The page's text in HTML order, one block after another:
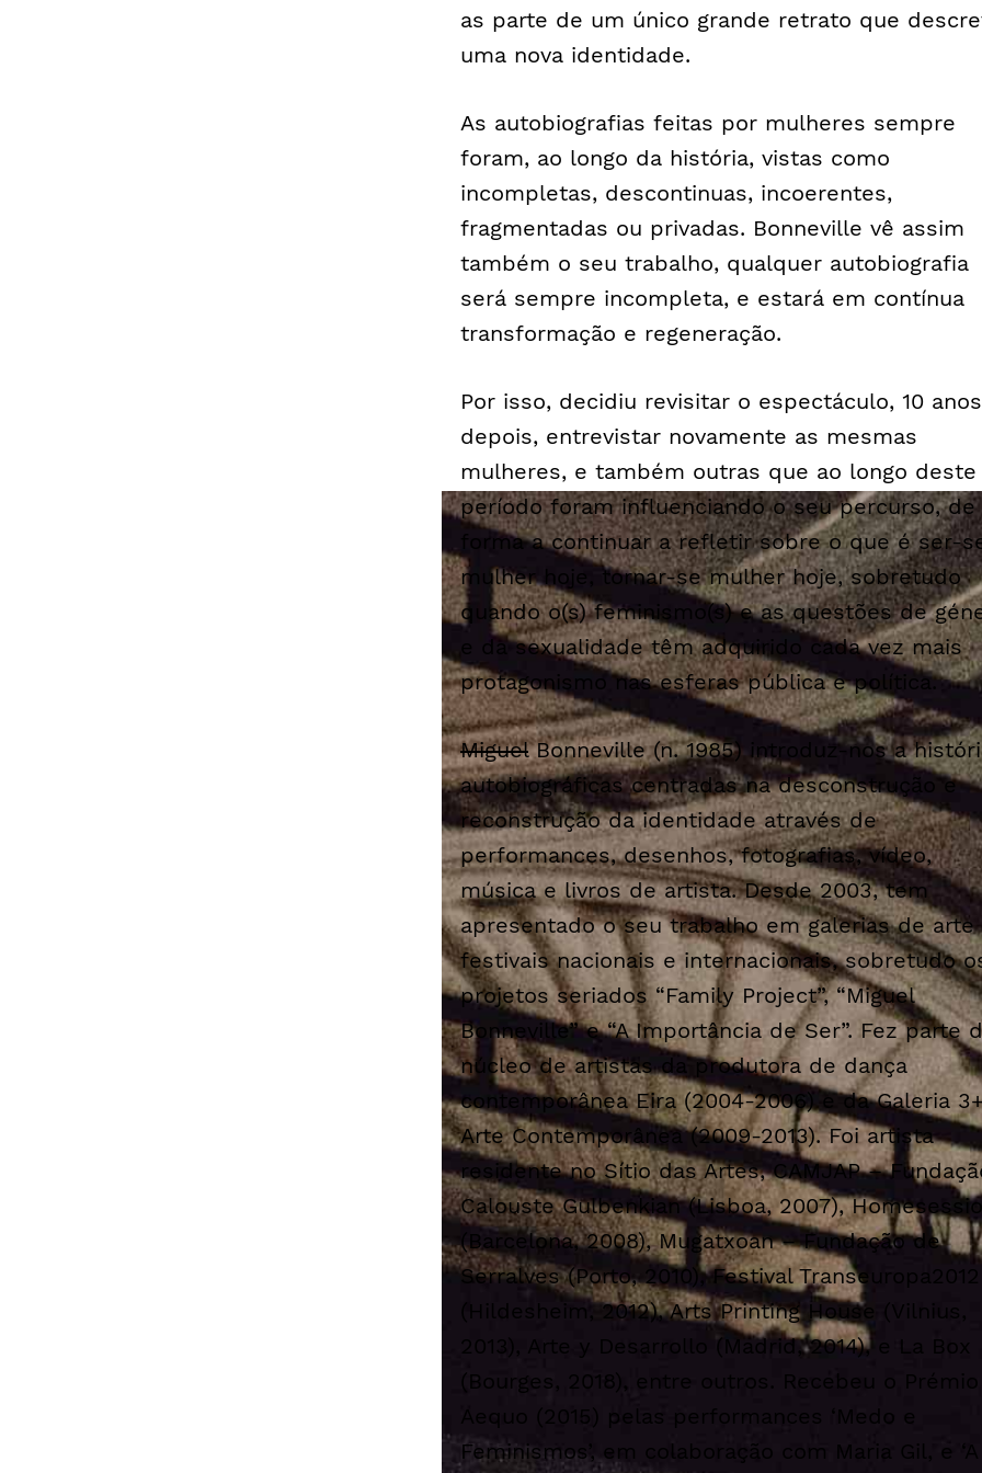
as parte de um único grande retrato que
uma nova identidade.
As autobiografias feitas por mulheres sempre
foram, ao longo da história, vistas como
incompletas, descontinuas, incoerentes,
fragmentadas ou privadas. Bonneville vê assim
também o seu trabalho, qualquer autobiografia
será sempre incompleta, e estará em contínua
transformação e regeneração.
Por isso, decidiu revisitar o espectáculo, 10 anos
depois, entrevistar novamente as mesmas
mulheres, e também outras que ao longo deste
período foram influenciando o seu percurso, de
forma a continuar a refletir sobre o que é ser-
mulher hoje, tornar-se mulher hoje, sobretudo
quando o(s) feminismo(s) e as questões de
e da sexualidade têm adquirido cada vez mais
protagonismo nas esferas pública e política.
MiguelBonneville (n. 1985) introduz-nos a
autobiográficas centradas na desconstrução e
reconstrução da identidade através de
performances, desenhos, fotografias, vídeo,
música e livros de artista. Desde 2003, tem
apresentado o seu trabalho em galerias de arte
festivais nacionais e internacionais, sobretudo
projetos seriados “Family Project”, “Miguel
Bonneville” e “A Importância de Ser”. Fez parte
núcleo de artistas da produtora de dança
contemporânea Eira (2004-2006) e da Galeria
Arte Contemporânea (2009-2013). Foi artista
residente no Sítio das Artes, CAMJAP –
Calouste Gulbenkian (Lisboa, 2007),
(Barcelona, 2008), Mugatxoan – Fundação de
Serralves (Porto, 2010), Festival Transeuropa2012
(Hildesheim, 2012), Arts Printing House (Vilnius,
2013), Arte y Desarrollo (Madrid, 2014), e La Box
(Bourges, 2018), entre outros. Recebeu o
Aequo (2015) pelas performances ‘Medo e
Feminismos’, em colaboração com Maria Gil, e ‘A